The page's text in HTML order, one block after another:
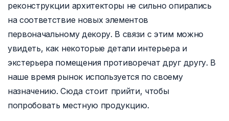
реконструкции архитекторы не сильно опирались
на соответствие новых элементов
первоначальному декору. В связи с этим можно
увидеть, как некоторые детали интерьера и
экстерьера помещения противоречат друг другу. В
наше время рынок используется по своему
назначению. Сюда стоит прийти, чтобы
попробовать местную продукцию.